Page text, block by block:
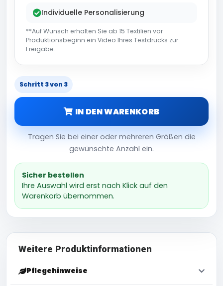
Individuelle Personalisierung
**Auf Wunsch erhalten Sie ab 15 Textilien vor
Produktionsbeginn ein Video Ihres Testdrucks zur
Freigabe..
Schritt 3 von 3
IN DEN WARENKORB
Tragen Sie bei einer oder mehreren Größen die
gewünschte Anzahl ein.
Sicher bestellen
Ihre Auswahl wird erst nach Klick auf den
Warenkorb übernommen.
Weitere Produktinformationen
Pflegehinweise